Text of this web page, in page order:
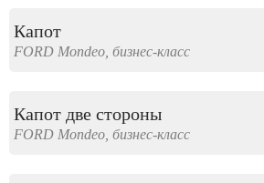
Капот
FORD Mondeo, бизнес-класс
Капот две стороны
FORD Mondeo, бизнес-класс